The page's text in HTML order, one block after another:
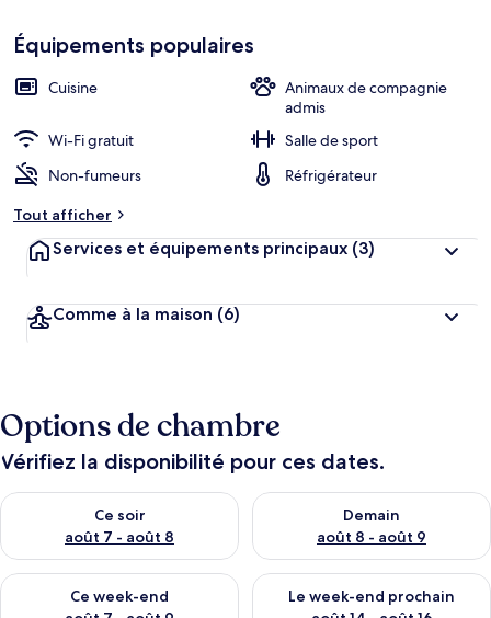
Équipements populaires
Cuisine
Animaux de compagnie
admis
Wi-Fi gratuit
Salle de sport
Non-fumeurs
Réfrigérateur
Tout afficher
Services et équipements principaux (3)
Comme à la maison (6)
Options de chambre
Vérifiez la disponibilité pour ces dates.
Ce soir
août 7 - août 8
Vérifier la disponibilité pour ce soir août 7 - août 8
Demain
août 8 - août 9
Vérifier la disponibilité pour
Ce week-end
Vérifier la disponibilité pour ce week-end août 7 - août 9
Le week-end prochain
Vérifier la disponibilité pour